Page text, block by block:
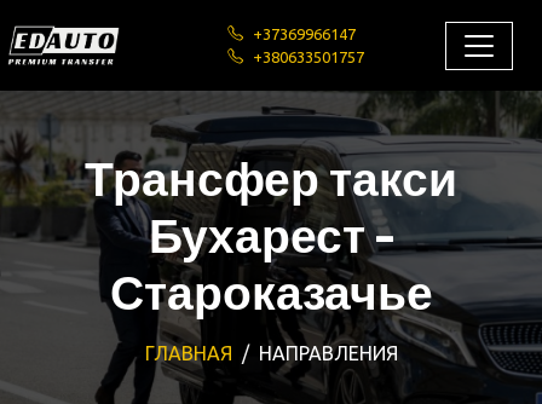
+37369966147
+380633501757
Трансфер такси
Бухарест -
Староказачье
ГЛАВНАЯ НАПРАВЛЕНИЯ